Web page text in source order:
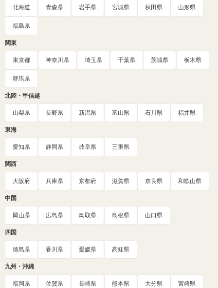
北海道 青森県 岩手県 宮城県 秋田県 山形県
福島県
関東
東京都 神奈川県 埼玉県 千葉県 茨城県 栃木県
群馬県
北陸・甲信越
山梨県 長野県 新潟県 富山県 石川県 福井県
東海
愛知県 静岡県 岐阜県 三重県
関西
大阪府 兵庫県 京都府 滋賀県 奈良県 和歌山県
中国
岡山県 広島県 鳥取県 島根県 山口県
四国
徳島県 香川県 愛媛県 高知県
九州・沖縄
福岡県 佐賀県 長崎県 熊本県 大分県 宮崎県